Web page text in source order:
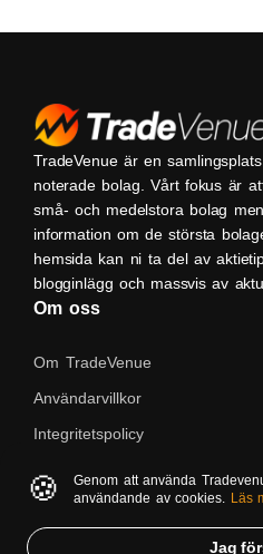
TradeVenue är en
noterade bolag. Vårt fokus är
små- och medelstora bolag
information om de största
hemsida kan ni ta del av
blogginlägg och massvis av
Om oss
Om TradeVenue
Användarvillkor
Integritetspolicy
Native
🍪
Genom att använda
användande av cookies. Läs
Jag